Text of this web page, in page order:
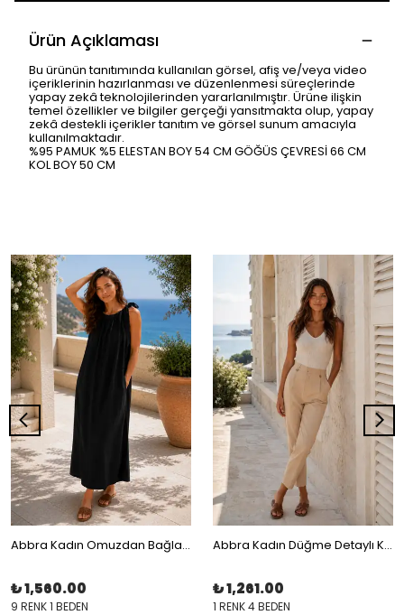
Ürün Açıklaması
Bu ürünün tanıtımında kullanılan görsel, afiş ve/veya video
içeriklerinin hazırlanması ve düzenlenmesi süreçlerinde
yapay zekâ teknolojilerinden yararlanılmıştır. Ürüne ilişkin
temel özellikler ve bilgiler gerçeği yansıtmakta olup, yapay
zekâ destekli içerikler tanıtım ve görsel sunum amacıyla
kullanılmaktadır.
%95 PAMUK %5 ELESTAN BOY 54 CM GÖĞÜS ÇEVRESİ 66 CM
KOL BOY 50 CM
Abbra Kadın Omuzdan Bağlamalı Modal Salaş Elbise
₺ 1,560.00
9 RENK 1 BEDEN
Abbra Kadın Düğme Detaylı Kumaş Pantolon
₺ 1,261.00
1 RENK 4 BEDEN